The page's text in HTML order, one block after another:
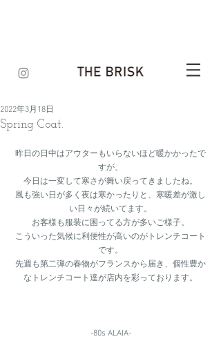
Spring Coat.
2022年3月18日
昨日の日中はアウターもいらないほど暖かかったで
すが、
今日は一変して寒さが舞い戻ってきましたね。
風も強い日が多く夜は寒かったりと、寒暖差が激し
い日々が続いてます。
お客様も服装に困ってる方が多いご様子。
こういった気候に利便性が高いのがトレンチコート
です。
先週も第二弾の春物がフランスから届き、個性豊か
なトレンチコート達が店内を彩っております。
-80s ALAIA-